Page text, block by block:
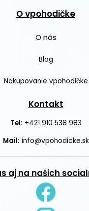
O vpohodičke
O nás
Blog
Nakupovanie vpohodičke
Kontakt
Tel: +421 910 538 983
Mail: info@vpohodicke.sk
aj na našich